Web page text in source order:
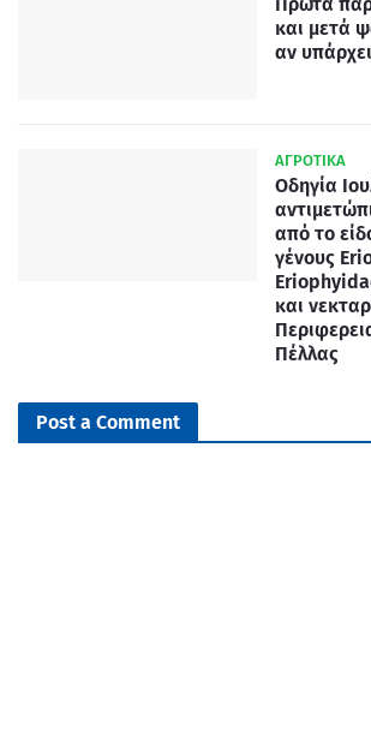
Πρώτα
και µετά
αν υπάρχει
ΑΓΡΟΤΙΚΑ
Οδηγία
από το
γένους
και
Πέλλας
Post a Comment